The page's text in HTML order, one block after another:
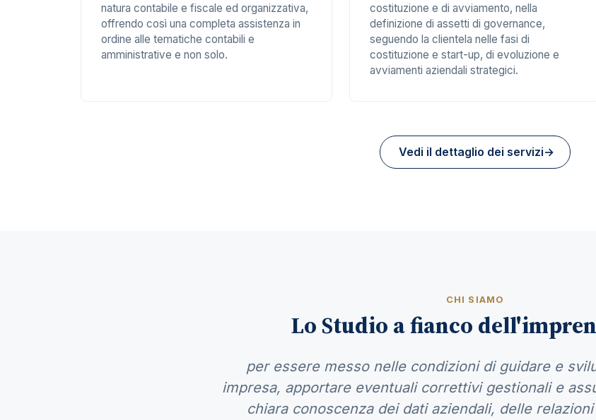
natura contabile e fiscale ed organizzativa,
offrendo così una completa assistenza in
ordine alle tematiche contabili e
amministrative e non solo.
costituzione e di avviamento, nella
definizione di assetti di governance,
seguendo la clientela nelle fasi di
costituzione e start-up, di evoluzione e
avviamenti aziendali strategici.
Vedi il dettaglio dei servizi
CHI SIAMO
Lo Studio a fianco
per essere messo nelle condizioni di guidare e
impresa, apportare eventuali correttivi gestionali e
chiara conoscenza dei dati aziendali, delle